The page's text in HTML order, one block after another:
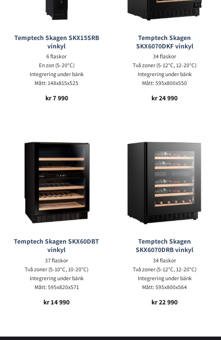
Temptech Skagen SKX15SRB
vinkyl
6 flaskor
En zon (5-20°C)
Integrering under bänk
Mått: 148x815x525
kr7 990
Temptech Skagen
SKX6070DKF vinkyl
34 flaskor
Två zoner (5-12°C, 12-20°C)
Integrering under bänk
Mått: 595x800x550
kr24 990
Temptech Skagen SKX60DBT
vinkyl
37 flaskor
Två zoner (5-10°C, 10-20°C)
Integrering under bänk
Mått: 595x820x571
kr14 990
Temptech Skagen
SKX6070DRB vinkyl
34 flaskor
Två zoner (5-12°C, 12-20°C)
Integrering under bänk
Mått: 595x800x564
kr22 990